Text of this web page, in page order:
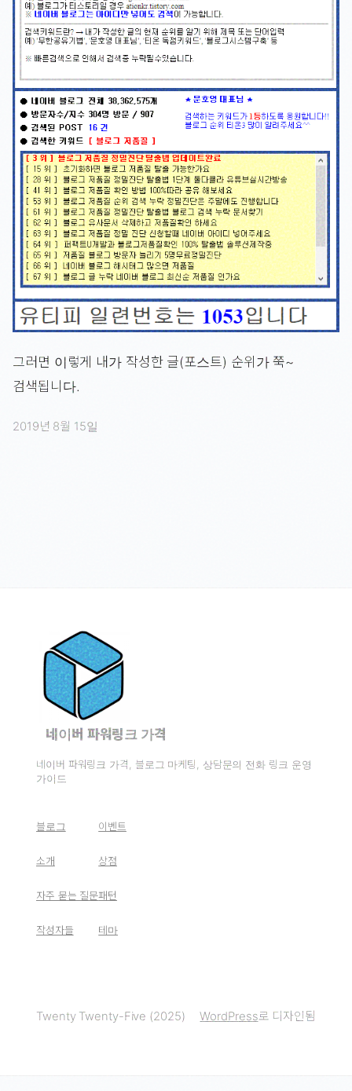
그러면 이렇게 내가 작성한 글(포스트) 순위가 쭉~
검색됩니다.
2019년 8월 15일
네이버 파워링크 가격
네이버 파워링크 가격, 블로그 마케팅, 상담문의 전화 링크 운영
가이드
블로그
소개
자주 묻는 질문
작성자들
이벤트
상점
패턴
테마
Twenty Twenty-Five (2025) WordPress로 디자인됨